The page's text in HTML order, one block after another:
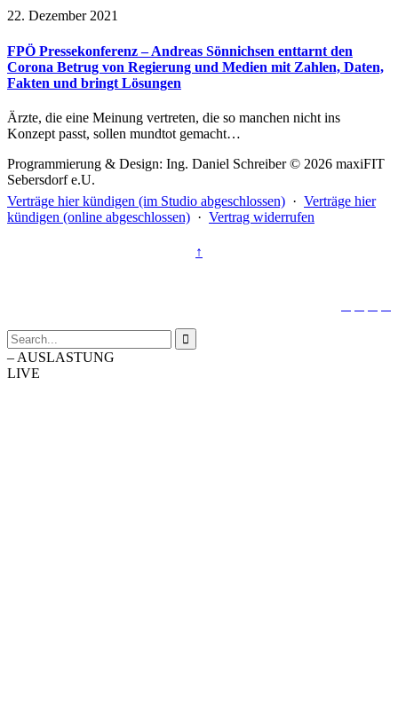
22. Dezember 2021
FPÖ Pressekonferenz – Andreas Sönnichsen enttarnt den
Corona Betrug von Regierung und Medien mit Zahlen, Daten,
Fakten und bringt Lösungen
Ärzte, die eine Meinung vertreten, die so manchen nicht ins
Konzept passt, sollen mundtot gemacht…
Programmierung & Design: Ing. Daniel Schreiber © 2026 maxiFIT
Sebersdorf e.U.
Verträge hier kündigen (im Studio abgeschlossen) · Verträge hier
kündigen (online abgeschlossen) · Vertrag widerrufen
↑

– AUSLASTUNG
LIVE